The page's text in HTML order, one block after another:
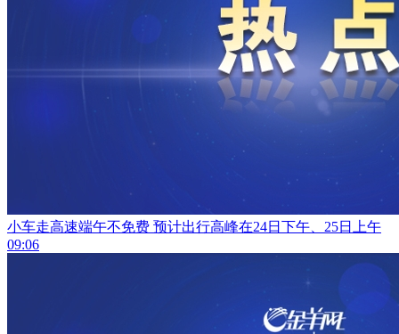
小车走高速端午不免费 预计出行高峰在24日下午、25日上午
09:06